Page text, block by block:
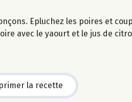
Epluchez les poires et
avec le yaourt et le jus de
la recette